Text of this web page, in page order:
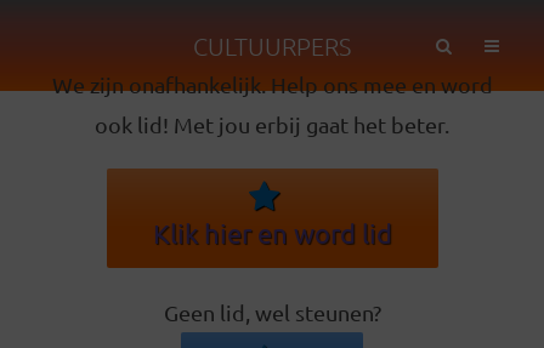
CULTUURPERS
We zijn onafhankelijk. Help ons mee en word
ook lid! Met jou erbij gaat het beter.
Klik hier en word lid
Geen lid, wel steunen?